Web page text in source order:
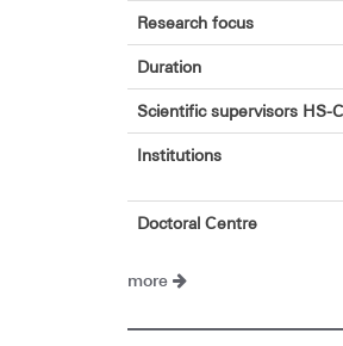
Research focus
Duration
Scientific supervisors HS-
Institutions
Doctoral Centre
more